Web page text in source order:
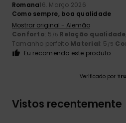
Romana16. Março 2026
Como sempre, boa qualidade
Mostrar original - Alemão
Conforto: 5 /5 Relação
Tamanho perfeito Material: 5 /5
Eu recomendo este produto
Verificado por
Vistos recentemente